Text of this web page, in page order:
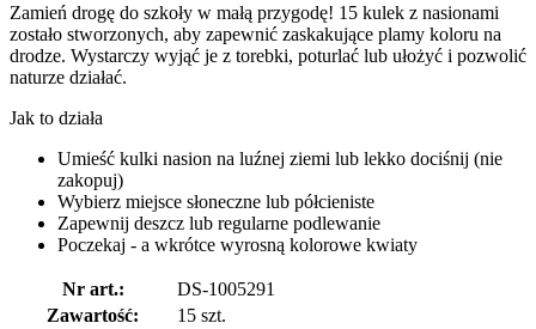
Zamień drogę do szkoły w małą przygodę! 15 kulek z nasionami
zostało stworzonych, aby zapewnić zaskakujące plamy koloru na
drodze. Wystarczy wyjąć je z torebki, poturlać lub ułożyć i pozwolić
naturze działać.
Jak to działa
Umieść kulki nasion na luźnej ziemi lub lekko dociśnij (nie
zakopuj)
Wybierz miejsce słoneczne lub półcieniste
Zapewnij deszcz lub regularne podlewanie
Poczekaj - a wkrótce wyrosną kolorowe kwiaty
Nr art.:
DS-1005291
Zawartość:
15 szt.